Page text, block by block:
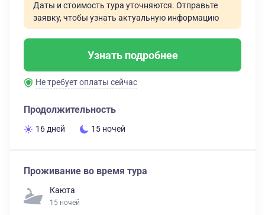
Даты и стоимость тура уточняются. Отправьте
заявку, чтобы узнать актуальную информацию
Узнать подробнее
Не требует оплаты сейчас
Продолжительность
16 дней 15 ночей
Проживание во время тура
Каюта
15 ночей